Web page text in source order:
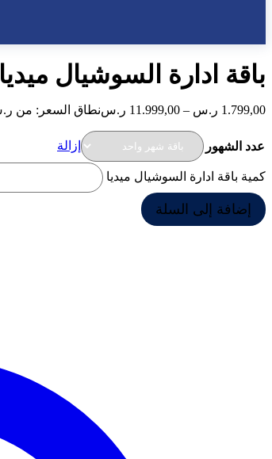
باقة ادارة السوشيال ميديا
1.799,00 ر.س –
11.999,00 ر.سنطاق السعر: من ⁦1.799,00 ر.س⁩ خلال ⁦11.999,00 ر.س⁩
عدد الشهور إزالة
كمية باقة ادارة السوشيال ميديا
إضافة إلى السلة